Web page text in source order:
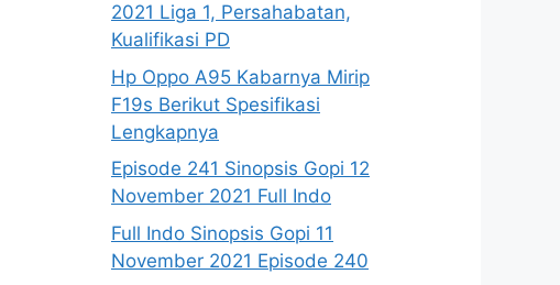
2021 Liga 1, Persahabatan,
Kualifikasi PD
Hp Oppo A95 Kabarnya Mirip
F19s Berikut Spesifikasi
Lengkapnya
Episode 241 Sinopsis Gopi 12
November 2021 Full Indo
Full Indo Sinopsis Gopi 11
November 2021 Episode 240